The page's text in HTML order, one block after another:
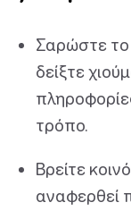
Σαρώστε το
δείξτε
τρόπο.
Βρείτε
αναφερθεί